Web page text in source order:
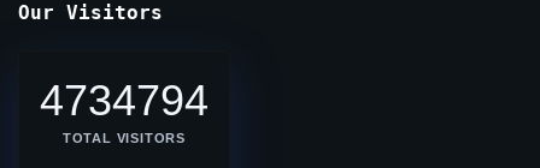
Our Visitors
4734794
TOTAL VISITORS